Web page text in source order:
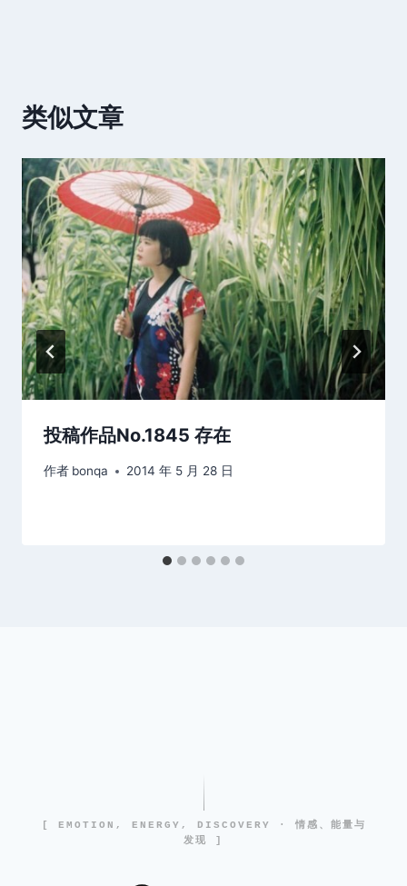
类似文章
投稿作品No.1845 存在
作者 bonqa 2014 年 5 月 28 日
[ EMOTION, ENERGY, DISCOVERY · 情感、能量与
发现 ]